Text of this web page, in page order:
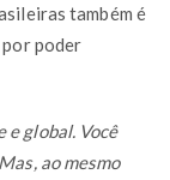
também é
por poder
e global. Você
ao mesmo